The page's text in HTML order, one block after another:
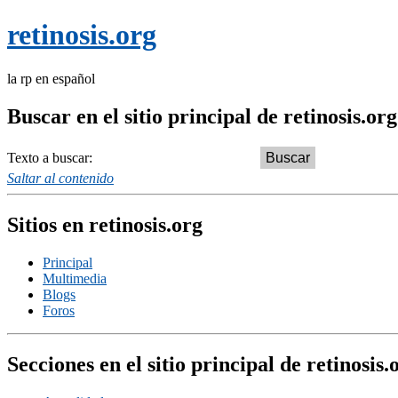
retinosis.org
la rp en español
Buscar en el sitio principal de retinosis.org
Texto a buscar:
Saltar al contenido
Sitios en retinosis.org
Principal
Multimedia
Blogs
Foros
Secciones en el sitio principal de